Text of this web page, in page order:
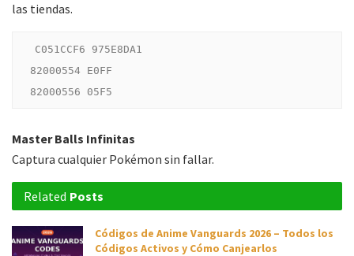
las tiendas.
C051CCF6 975E8DA1
82000554 E0FF
Master Balls Infinitas
Captura cualquier Pokémon sin fallar.
Related Posts
Códigos de Anime Vanguards 2026 – Todos los
Códigos Activos y Cómo Canjearlos